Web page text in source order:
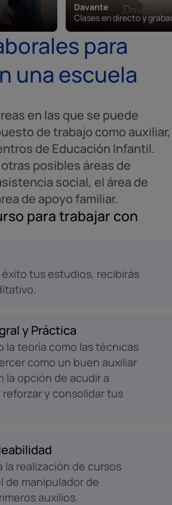
Davante
Clases en directo y
para
una escuela
en las que se puede
de trabajo como auxiliar,
de Educación Infantil.
posibles áreas de
social, el área de
de apoyo familiar.
para trabajar con
tus estudios, recibirás
y Práctica
la teoría como las técnicas
como un buen auxiliar
la opción de acudir a
reforzar y consolidar tus
la realización de cursos
de manipulador de
auxilios.